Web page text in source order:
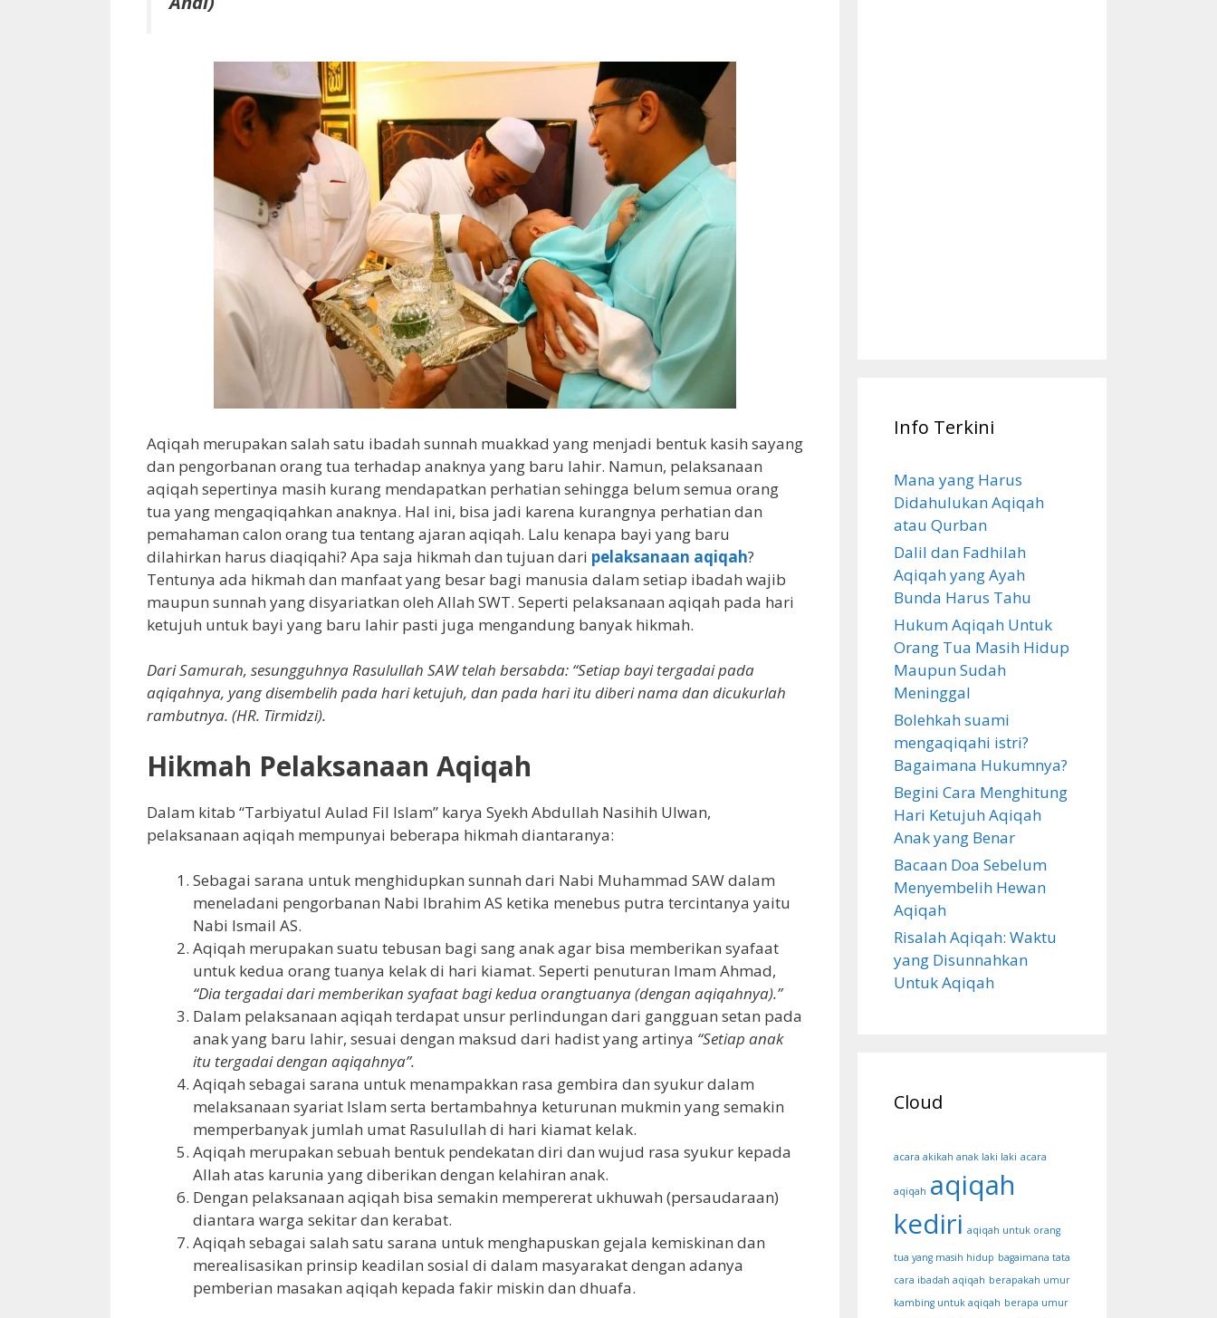
Aqiqah merupakan salah satu ibadah sunnah muakkad yang menjadi bentuk kasih sayang
dan pengorbanan orang tua terhadap anaknya yang baru lahir. Namun, pelaksanaan
aqiqah sepertinya masih kurang mendapatkan perhatian sehingga belum semua orang
tua yang mengaqiqahkan anaknya. Hal ini, bisa jadi karena kurangnya perhatian dan
pemahaman calon orang tua tentang ajaran aqiqah. Lalu kenapa bayi yang baru
dilahirkan harus diaqiqahi? Apa saja hikmah dan tujuan dari pelaksanaan aqiqah?
Tentunya ada hikmah dan manfaat yang besar bagi manusia dalam setiap ibadah wajib
maupun sunnah yang disyariatkan oleh Allah SWT. Seperti pelaksanaan aqiqah pada hari
ketujuh untuk bayi yang baru lahir pasti juga mengandung banyak hikmah.
Dari Samurah, sesungguhnya Rasulullah SAW telah bersabda: “Setiap bayi tergadai pada
aqiqahnya, yang disembelih pada hari ketujuh, dan pada hari itu diberi nama dan dicukurlah
rambutnya. (HR. Tirmidzi).
Hikmah Pelaksanaan Aqiqah
Dalam kitab “Tarbiyatul Aulad Fil Islam” karya Syekh Abdullah Nasihih Ulwan,
pelaksanaan aqiqah mempunyai beberapa hikmah diantaranya:
Sebagai sarana untuk menghidupkan sunnah dari Nabi Muhammad SAW dalam
meneladani pengorbanan Nabi Ibrahim AS ketika menebus putra tercintanya yaitu
Nabi Ismail AS.
Aqiqah merupakan suatu tebusan bagi sang anak agar bisa memberikan syafaat
untuk kedua orang tuanya kelak di hari kiamat. Seperti penuturan Imam Ahmad,
“Dia tergadai dari memberikan syafaat bagi kedua orangtuanya (dengan aqiqahnya).”
Dalam pelaksanaan aqiqah terdapat unsur perlindungan dari gangguan setan pada
anak yang baru lahir, sesuai dengan maksud dari hadist yang artinya “Setiap anak
itu tergadai dengan aqiqahnya”.
Aqiqah sebagai sarana untuk menampakkan rasa gembira dan syukur dalam
melaksanaan syariat Islam serta bertambahnya keturunan mukmin yang semakin
memperbanyak jumlah umat Rasulullah di hari kiamat kelak.
Aqiqah merupakan sebuah bentuk pendekatan diri dan wujud rasa syukur kepada
Allah atas karunia yang diberikan dengan kelahiran anak.
Dengan pelaksanaan aqiqah bisa semakin mempererat ukhuwah (persaudaraan)
diantara warga sekitar dan kerabat.
Aqiqah sebagai salah satu sarana untuk menghapuskan gejala kemiskinan dan
merealisasikan prinsip keadilan sosial di dalam masyarakat dengan adanya
pemberian masakan aqiqah kepada fakir miskin dan dhuafa.
Info Terkini
Mana yang Harus
Didahulukan Aqiqah
atau Qurban
Dalil dan Fadhilah
Aqiqah yang Ayah
Bunda Harus Tahu
Hukum Aqiqah Untuk
Orang Tua Masih Hidup
Maupun Sudah
Meninggal
Bolehkah suami
mengaqiqahi istri?
Bagaimana Hukumnya?
Begini Cara Menghitung
Hari Ketujuh Aqiqah
Anak yang Benar
Bacaan Doa Sebelum
Menyembelih Hewan
Aqiqah
Risalah Aqiqah: Waktu
yang Disunnahkan
Untuk Aqiqah
Cloud
acara akikah anak laki laki acara
aqiqah aqiqah
kediri aqiqah untuk orang
tua yang masih hidup bagaimana tata
cara ibadah aqiqah berapakah umur
kambing untuk aqiqah berapa umur